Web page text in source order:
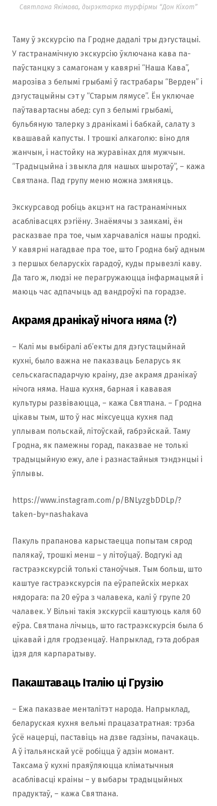
Святлана Якімава, дырэктарка турфірмы “Дон Кіхот”
Таму ў экскурсію па Гродне дадалі тры дэгустацыі.
У гастранамічную экскурсію ўключана кава па-
паўстанцку з самагонам у кавярні “Наша Кава”,
марозіва з белымі грыбамі ў гастрабары “Верден” і
дэгустацыйны сэт у “Старым лямусе”. Ён уключае
паўтавартасны абед: суп з белымі грыбамі,
бульбяную талерку з дранікамі і бабкай, салату з
квашавай капусты. І трошкі алкаголю: віно для
жанчын, і настойку на журавінах для мужчын.
“Традыцыйна і звыкла для нашых шыротаў”, – кажа
Святлана. Пад групу меню можна змяняць.
Экскурсавод робіць акцэнт на гастранамічных
асаблівасцях рэгіёну. Знаёмячы з замкамі, ён
расказвае пра тое, чым харчаваліся нашы продкі.
У кавярні нагадвае пра тое, што Гродна быў адным
з першых беларускіх гарадоў, куды прывезлі каву.
Да таго ж, людзі не перагружаюцца інфармацыяй і
маюць час адпачыць ад вандроўкі па горадзе.
Акрамя дранікаў нічога няма (?)
– Калі мы выбіралі аб’екты для дэгустацыйнай
кухні, было важна не паказваць Беларусь як
сельскагаспадарчую краіну, дзе акрамя дранікаў
нічога няма. Наша кухня, барная і кававая
культуры развіваюцца, – кажа Святлана. – Гродна
цікавы тым, што ў нас міксуецца кухня пад
уплывам польскай, літоўскай, габрэйскай. Таму
Гродна, як памежны горад, паказвае не толькі
традыцыйную ежу, але і разнастайныя тэндэнцыі і
ўплывы.
https://www.instagram.com/p/BNLyzgbDDLp/?
taken-by=nashakava
Пакуль прапанова карыстаецца попытам сярод
палякаў, трошкі менш – у літоўцаў. Водгукі ад
гастраэкскурсій толькі станоўчыя. Тым больш, што
каштуе гастраэкскурсія па еўрапейскіх мерках
нядорага: па 20 еўра з чалавека, калі ў групе 20
чалавек. У Вільні такія экскурсіі каштуюць каля 60
еўра. Святлана лічыць, што гастраэкскурсія была б
цікавай і для гродзенцаў. Напрыклад, гэта добрая
ідэя для карпаратыву.
Пакаштаваць Італію ці Грузію
– Ежа паказвае менталітэт народа. Напрыклад,
беларуская кухня вельмі працазатратная: трэба
ўсё нацерці, паставіць на дзве гадзіны, пачакаць.
А ў італьянскай усё робіцца ў адзін момант.
Таксама ў кухні праяўляюцца кліматычныя
асаблівасці краіны – у выбары традыцыйных
прадуктаў, – кажа Святлана.